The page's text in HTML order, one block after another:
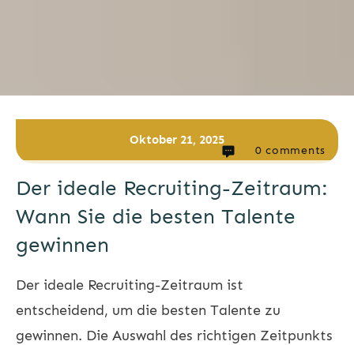
Oktober 21, 2025
0 comments
Der ideale Recruiting-Zeitraum:
Wann Sie die besten Talente
gewinnen
Der ideale Recruiting-Zeitraum ist
entscheidend, um die besten Talente zu
gewinnen. Die Auswahl des richtigen Zeitpunkts